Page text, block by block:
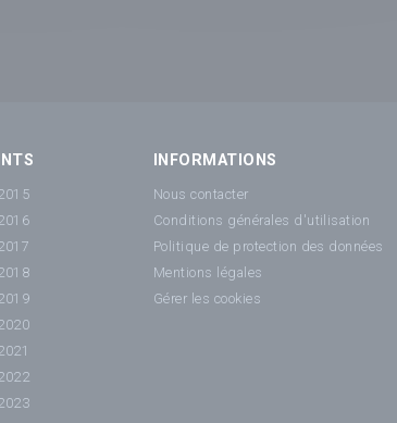
INFORMATIONS
Nous contacter
Conditions générales d'utilisation
Politique de protection des données
Mentions légales
Gérer les cookies